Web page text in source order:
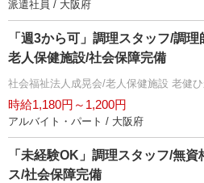
派遣社員 / 大阪府
「週3から可」調理スタッフ/調
老人保健施設/社会保障完備
社会福祉法人成晃会/老人保健施設 老健ひ
時給1,180円～1,200円
アルバイト・パート / 大阪府
「未経験OK」調理スタッフ/無
ス/社会保障完備